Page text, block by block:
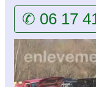
✆ 06 17